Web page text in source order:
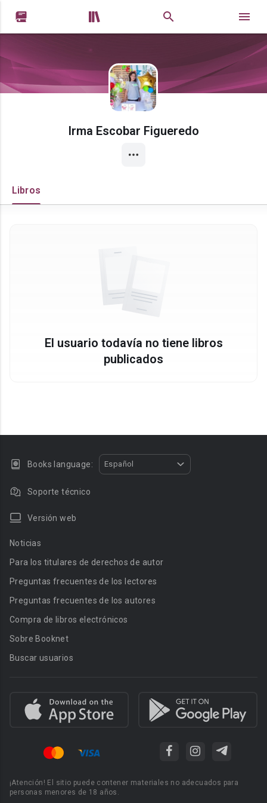
 
Irma Escobar Figueredo
Libros
El usuario todavía no tiene libros
publicados
Books language: Español
Soporte técnico
Versión web
Noticias
Para los titulares de derechos de autor
Preguntas frecuentes de los lectores
Preguntas frecuentes de los autores
Compra de libros electrónicos
Sobre Booknet
Buscar usuarios
¡Atención! El sitio puede contener materiales no adecuados para
personas menores de 18 años.